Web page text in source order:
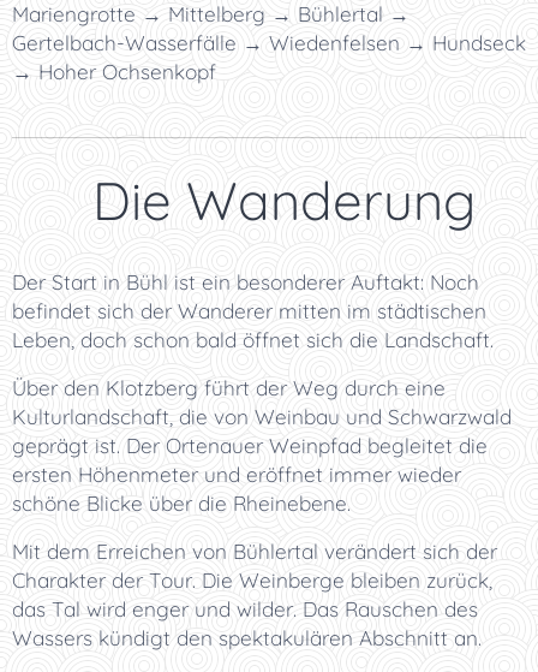
Mariengrotte → Mittelberg → Bühlertal →
Gertelbach-Wasserfälle → Wiedenfelsen → Hundseck
→ Hoher Ochsenkopf
🌲 Die Wanderung
Der Start in Bühl ist ein besonderer Auftakt: Noch
befindet sich der Wanderer mitten im städtischen
Leben, doch schon bald öffnet sich die Landschaft.
Über den Klotzberg führt der Weg durch eine
Kulturlandschaft, die von Weinbau und Schwarzwald
geprägt ist. Der Ortenauer Weinpfad begleitet die
ersten Höhenmeter und eröffnet immer wieder
schöne Blicke über die Rheinebene.
Mit dem Erreichen von Bühlertal verändert sich der
Charakter der Tour. Die Weinberge bleiben zurück,
das Tal wird enger und wilder. Das Rauschen des
Wassers kündigt den spektakulären Abschnitt an.